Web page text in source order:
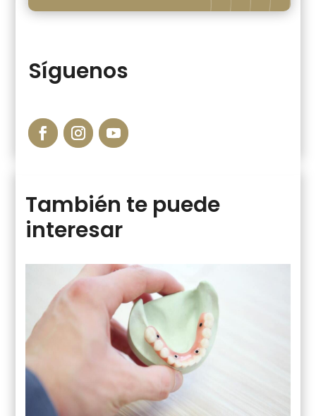
Síguenos
También te puede
interesar